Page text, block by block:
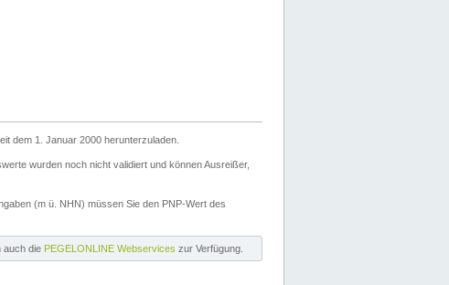
dem 1. Januar 2000 herunterzuladen.
wurden noch nicht validiert und können Ausreißer,
(m ü. NHN) müssen Sie den PNP-Wert des
auch die PEGELONLINE Webservices zur Verfügung.